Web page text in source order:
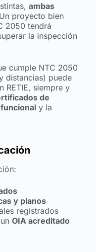
ambas
proyecto bien
2050 tendrá
la inspección
cumple NTC 2050
distancias) puede
RETIE, siempre y
de
y la
y planos
registrados
OIA acreditado